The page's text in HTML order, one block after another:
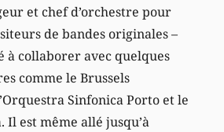
et chef d’orchestre pour
de bandes originales –
à collaborer avec quelques
comme le Brussels
Sinfonica Porto et le
Il est même allé jusqu’à